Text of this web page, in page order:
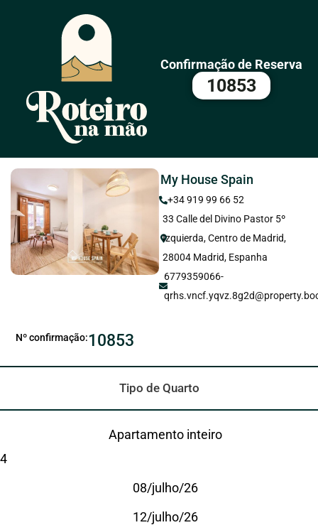
Confirmação de Reserva
10853
My House Spain
+34 919 99 66 52
33 Calle del Divino Pastor 5º
Izquierda, Centro de Madrid,
28004 Madrid, Espanha
6779359066-
Nº confirmação:10853
Tipo de Quarto
Apartamento inteiro
4
08/julho/26
12/julho/26